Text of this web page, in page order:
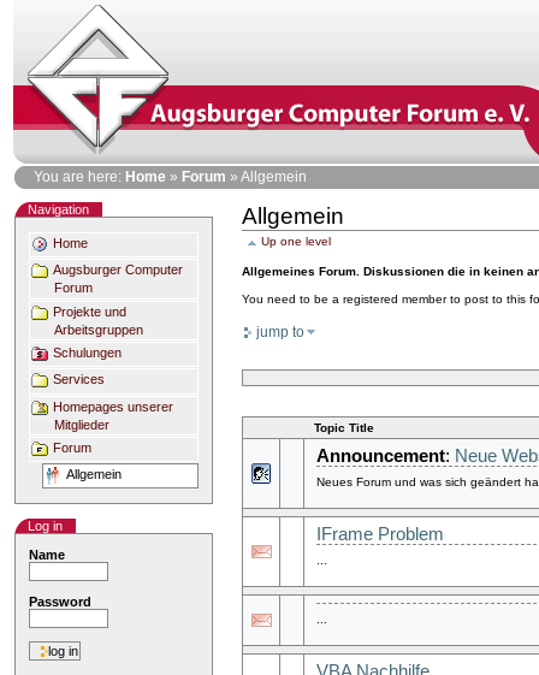
Personal
tools
You are here: Home » Forum »Allgemein
Navigation
Home
Augsburger Computer
Forum
Projekte und
Arbeitsgruppen
Schulungen
Services
Homepages unserer
Mitglieder
Forum
Allgemein
Log in
Name
Password
Allgemein
Document
Actions
Up one level
Allgemeines Forum. Diskussionen die in keinen
You need to be a registered member to post to this
jump to
Topic Title
Announcement: Neue
Neues Forum und was sich geändert
IFrame Problem
...
...